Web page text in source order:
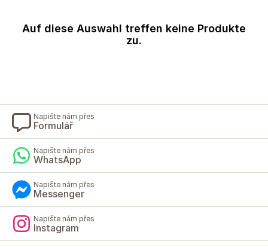
Auf diese Auswahl treffen keine Produkte
zu.
Napište nám přes
Formulář
Napište nám přes
WhatsApp
Napište nám přes
Messenger
Napište nám přes
Instagram